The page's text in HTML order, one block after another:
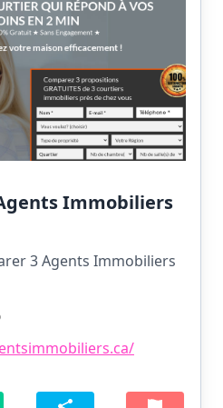
Immobiliers
3 Agents Immobiliers